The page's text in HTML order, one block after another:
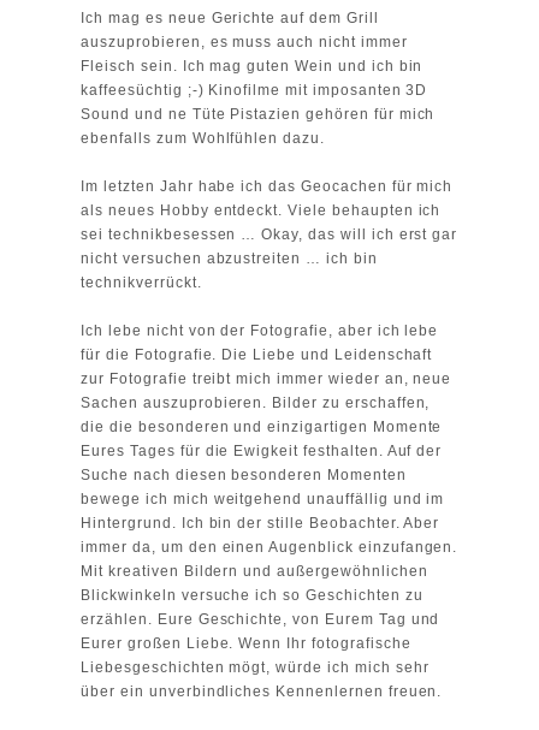
Ich mag es neue Gerichte auf dem Grill
auszuprobieren, es muss auch nicht immer
Fleisch sein. Ich mag guten Wein und ich bin
kaffeesüchtig ;-) Kinofilme mit imposanten 3D
Sound und ne Tüte Pistazien gehören für mich
ebenfalls zum Wohlfühlen dazu.
Im letzten Jahr habe ich das Geocachen für mich
als neues Hobby entdeckt. Viele behaupten ich
sei technikbesessen … Okay, das will ich erst gar
nicht versuchen abzustreiten … ich bin
technikverrückt.
Ich lebe nicht von der Fotografie, aber ich lebe
für die Fotografie. Die Liebe und Leidenschaft
zur Fotografie treibt mich immer wieder an, neue
Sachen auszuprobieren. Bilder zu erschaffen,
die die besonderen und einzigartigen Momente
Eures Tages für die Ewigkeit festhalten. Auf der
Suche nach diesen besonderen Momenten
bewege ich mich weitgehend unauffällig und im
Hintergrund. Ich bin der stille Beobachter. Aber
immer da, um den einen Augenblick einzufangen.
Mit kreativen Bildern und außergewöhnlichen
Blickwinkeln versuche ich so Geschichten zu
erzählen. Eure Geschichte, von Eurem Tag und
Eurer großen Liebe. Wenn Ihr fotografische
Liebesgeschichten mögt, würde ich mich sehr
über ein unverbindliches Kennenlernen freuen.